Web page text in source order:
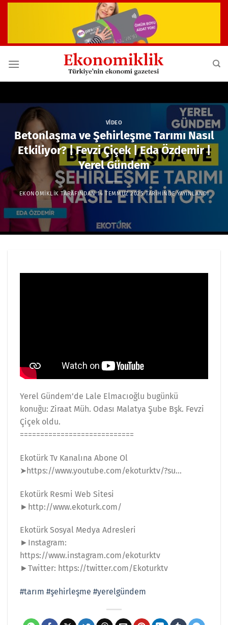
VIDEO
Betonlaşma ve Şehirleşme Tarımı Nasıl
Etkiliyor? | Fevzi Çiçek | Eda Özdemir |
Yerel Gündem
EKONOMIKLIKTARAFINDAN 14 TEMMUZ 2025TARIHINDE YAYINLANDI
Yerel Gündem’de Lale Elmacıoğlu bugünkü
konuğu: Ziraat Müh. Odası Malatya Şube Bşk. Fevzi
Çiçek oldu.
============================
Ekotürk Tv Kanalına Abone Ol
➤https://www.youtube.com/ekoturktv/?su​​​​…
Ekotürk Resmi Web Sitesi
►http://www.ekoturk.com/​​​​
Ekotürk Sosyal Medya Adresleri
►Instagram:
https://www.instagram.com/ekoturktv​​​​
►Twitter: https://twitter.com/Ekoturktv​
#tarım #şehirleşme #yerelgündem